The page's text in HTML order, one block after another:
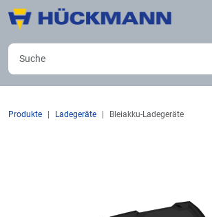
Produkte Ladegeräte Bleiakku-Ladegeräte